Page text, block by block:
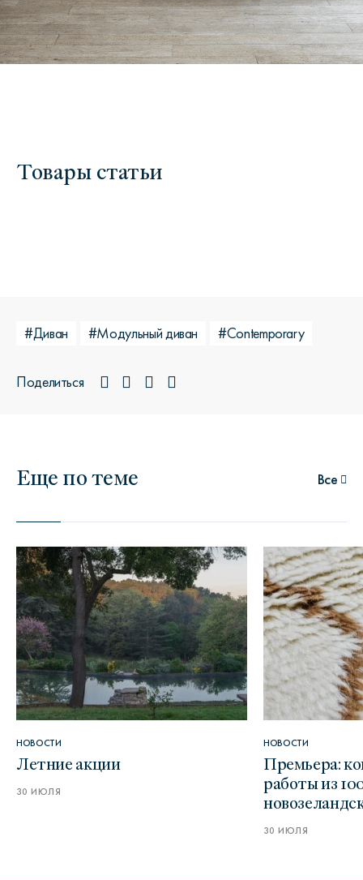
Товары статьи
#Диван #Модульный диван #Сontemporary
Поделиться
Еще по теме Все
НОВОСТИ
Летние акции
30 ИЮЛЯ
НОВОСТИ
Премьера:
работы из
30 ИЮЛЯ